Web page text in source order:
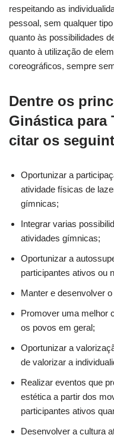
respeitando as
pessoal, sem qualquer
quanto às possibilidades
quanto à utilização de
coreográficos, sempre
Dentre os
Ginástica para
citar os
Oportunizar a
atividade físicas de
gímnicas;
Integrar varias
atividades gímnicas;
Oportunizar a
participantes ativos ou
Manter e desenvolver
Promover uma melhor
os povos em geral;
Oportunizar a
de valorizar a
Realizar eventos que
estética a partir dos
participantes ativos
Desenvolver a cultura